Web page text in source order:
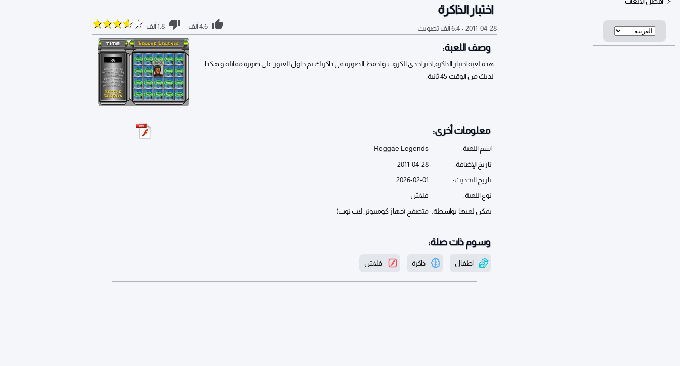
اختبار الذاكرة
2011-04-28
• 6.4 ألف تصويت 4.6 ألف 1.8 ألف
وصف اللعبة:
هذه لعبة اختبار الذاكرة, اختر احدى الكروت و احفظ الصورة في ذاكرتك ثم حاول العثور على صورة ممائلة و هكذا,
لديك من الوقت 45 ثانية.
معلومات أخرى:
اسم اللعبة:
Reggae Legends
تاريخ الإضافة:
2011-04-28
تاريخ التحديث:
2026-02-01
نوع اللعبة:
فلاش
يمكن لعبها بواسطة: متصفح (جهاز كومبيوتر, لاب توب)
وسوم ذات صلة:
اطفال ذاكرة فلاش